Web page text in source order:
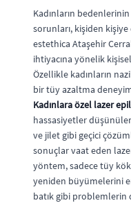
Kadınların
sorunları, kişiden
estethica Ataşehir
ihtiyacına yönelik
Özellikle kadınların
bir tüy azaltma
Kadınlara özel lazer
hassasiyetler
ve jilet gibi geçici
sonuçlar vaat eden
yöntem, sadece tüy
yeniden büyümelerini
batık gibi problemlerin